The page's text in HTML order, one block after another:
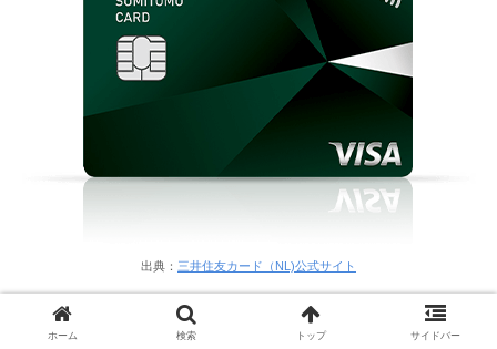
出典： 三井住友カード（NL)公式サイト
公式サイト： 三井住友カード（NL）
ホーム 検索 トップ サイドバー